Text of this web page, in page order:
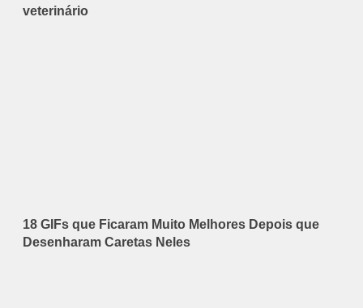
veterinário
18 GIFs que Ficaram Muito Melhores Depois que
Desenharam Caretas Neles